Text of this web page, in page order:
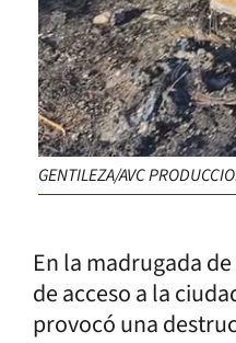
GENTILEZA/AVC
En la madrugada
de acceso a la
provocó una